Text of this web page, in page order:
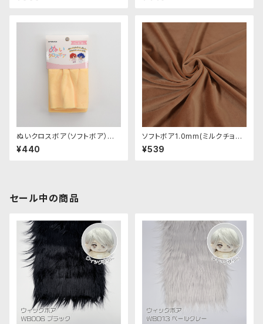
ぬいクロスボア（ソフトボア）カッ
トクロス（カスタード）｜清原株
式会社
¥440
ソフトボア1.0mm(ミルクチョコ)
SSB134 ぬいぐるみ用短毛ボア
生地 20cm
¥539
セール中の商品